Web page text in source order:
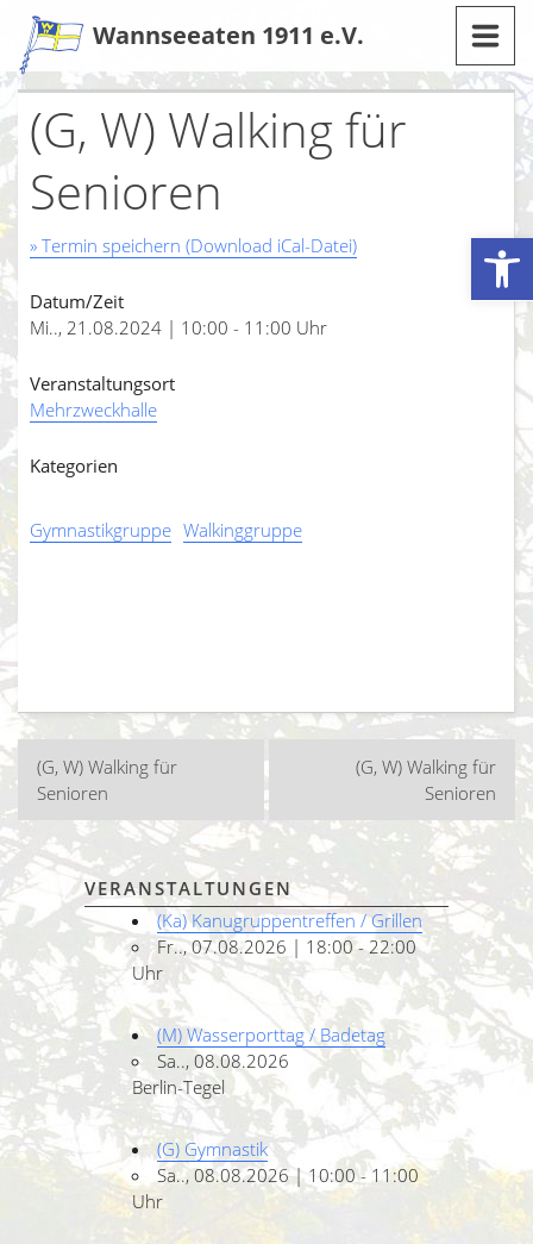
Werkzeugleiste öffnen
Zum
Inhalt
Wannseeaten 1911 e.V.
(G, W) Walking für
Senioren
» Termin speichern (Download iCal-Datei)
Datum/Zeit
Mi.., 21.08.2024 | 10:00 - 11:00 Uhr
Veranstaltungsort
Mehrzweckhalle
Kategorien
Gymnastikgruppe Walkinggruppe
Beitragsnavigation
(G, W) Walking für
Senioren
(G, W) Walking für
Senioren
VERANSTALTUNGEN
(Ka) Kanugruppentreffen / Grillen
Fr.., 07.08.2026 | 18:00 - 22:00
Uhr
(M) Wasserporttag / Badetag
Sa.., 08.08.2026
Berlin-Tegel
(G) Gymnastik
Sa.., 08.08.2026 | 10:00 - 11:00
Uhr